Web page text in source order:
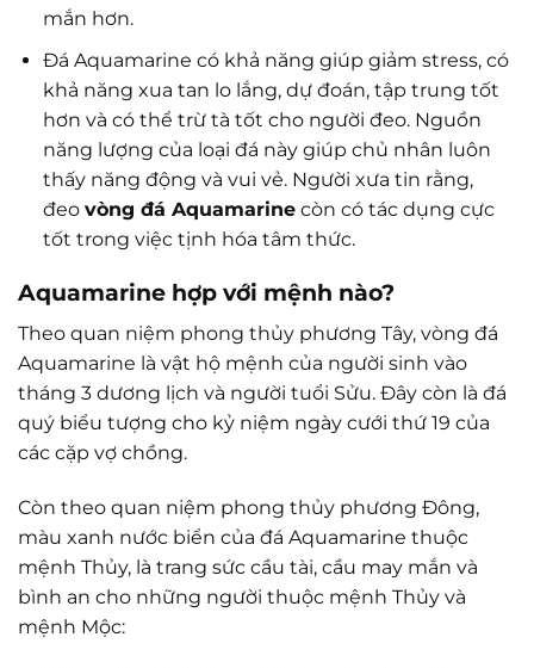
mắn hơn.
Đá Aquamarine có khả năng giúp giảm stress, có
khả năng xua tan lo lắng, dự đoán, tập trung tốt
hơn và có thể trừ tà tốt cho người đeo. Nguồn
năng lượng của loại đá này giúp chủ nhân luôn
thấy năng động và vui vẻ. Người xưa tin rằng,
đeo vòng đá Aquamarinecòn có tác dụng cực
tốt trong việc tịnh hóa tâm thức.
Aquamarine hợp với mệnh nào?
Theo quan niệm phong thủy phương Tây, vòng đá
Aquamarine là vật hộ mệnh của người sinh vào
tháng 3 dương lịch và người tuổi Sửu. Đây còn là đá
quý biểu tượng cho kỷ niệm ngày cưới thứ 19 của
các cặp vợ chồng.
Còn theo quan niệm phong thủy phương Đông,
màu xanh nước biển của đá Aquamarine thuộc
mệnh Thủy, là trang sức cầu tài, cầu may mắn và
bình an cho những người thuộc mệnh Thủy và
mệnh Mộc: